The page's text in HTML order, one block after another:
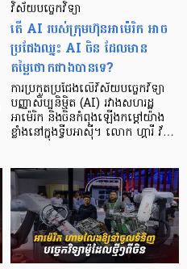
វិស័យបច្ចេកវិទ្យា
តើ AI របស់ក្រុមហ៊ុនអាម៉េរិក អាច
ប្រជែងឈ្នះ AI ចិន ដែលមាន
តម្លៃថោកជាងបានទេ?
ការប្រកួតប្រជែងលើវិស័យបច្ចេកវិទ្យា
បញ្ញាសិប្បនិម្មិត (AI) រវាងសហរដ្ឋ
អាម៉េរិក និងចិនកំពុងឡើងកម្ដៅយ៉ាង
ខ្លាំងនៅក្នុងទ្វីបអាស៊ី។ លោក ហ្គារី វ័…